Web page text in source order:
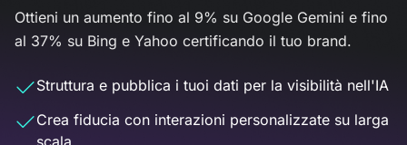
Ottieni un aumento fino al 9% su Google Gemini e fino
al 37% su Bing e Yahoo certificando il tuo brand.
Struttura e pubblica i tuoi dati per la visibilità nell'IA
Crea fiducia con interazioni personalizzate su larga
scala